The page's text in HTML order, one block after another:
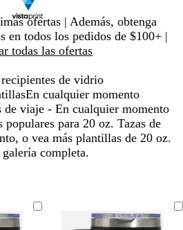
ofertas | Además, obtenga
en todos los pedidos de $100+ |
todas las ofertas
de vidrio
En cualquier momento
de viaje - En cualquier momento
populares para 20 oz. Tazas de
o vea más plantillas de 20 oz.
completa.